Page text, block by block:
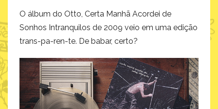
O álbum do Otto, Certa Manhã Acordei de
Sonhos Intranquilos de 2009 veio em uma edição
trans-pa-ren-te. De babar, certo?